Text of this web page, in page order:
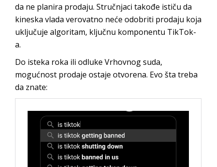
da ne planira prodaju. Stručnjaci takođe ističu da
kineska vlada verovatno neće odobriti prodaju koja
uključuje algoritam, ključnu komponentu TikTok-
a.
Do isteka roka ili odluke Vrhovnog suda,
mogućnost prodaje ostaje otvorena. Evo šta treba
da znate: